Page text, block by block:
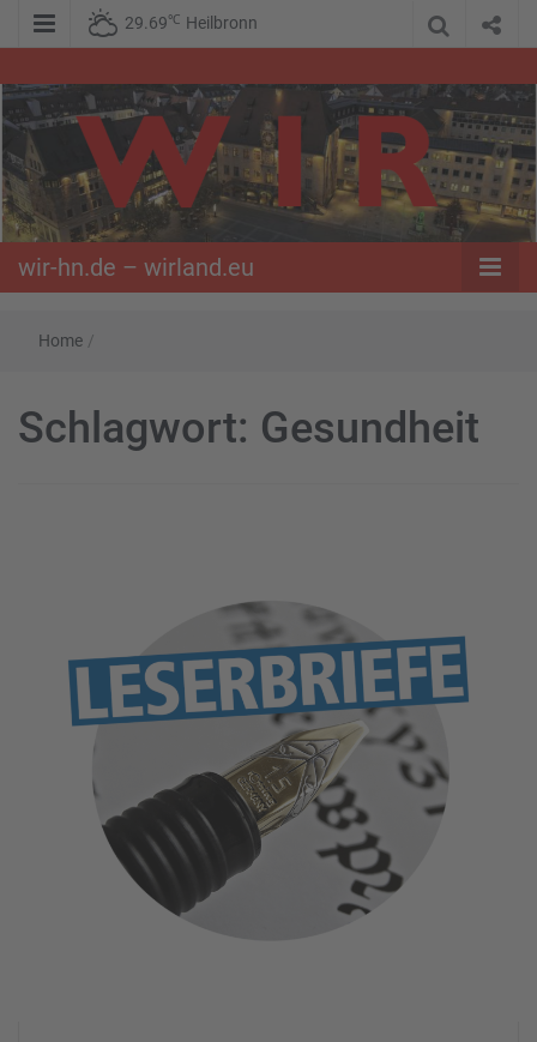
29.69℃ Heilbronn
wir-hn.de –
wirland.eu
wir-hn.de – wirland.eu
Home /
Schlagwort: Gesundheit